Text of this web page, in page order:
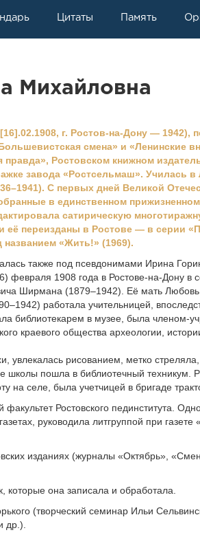
Цитаты Память
Михайловна
г. Ростов-на-Дону — 1942),
смена» и «Ленинские
правда», Ростовском книжном
завода «Ростсельмаш». Училась в
С первых дней Великой
в единственном
сатирическую
её переизданы в Ростове — в серии
«Жить!» (1969).
также под псевдонимами Ирина
февраля 1908 года в Ростове-на-Дону в
Ширмана (1879–1942). Её мать
работала учительницей,
библиотекарем в музее, была членом-
краевого общества археологии,
увлекалась рисованием, метко стреляла,
школы пошла в библиотечный техникум.
на селе, была учетчицей в бригаде
Ростовского пединститута.
руководила литгруппой при газете
изданиях (журналы «Октябрь»,
она записала и обработала.
(творческий семинар Ильи
др.).